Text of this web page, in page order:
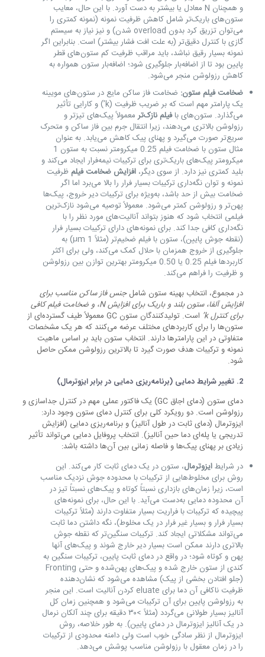
و همچنان N معادل یا بیشتر به دست آورد. با این حال، معایب
ستون‌های باریک‌تر شامل کاهش ظرفیت نمونه (نمونه کمتری را
می‌توان تزریق کرد بدون overload شدن) و نیز نیاز به سیستم
گازی با کنترل دقیق‌تر (به علت افت فشار بیشتر) است. بنابراین اگر
نمونه بسیار رقیق نباشد، باید مراقب ظرفیت کم ستون‌های قطر
پایین بود تا از اضافه‌بار جلوگیری شود؛ اضافه‌بار ستون همواره به
کاهش رزولوشن منجر می‌شود.
ضخامت فیلم ستون: ضخامت فاز ساکن مایع در ستون‌های مویینه
یک پارامتر مهم است که بر ضریب ظرفیت (k’) و کارایی تأثیر
می‌گذارد. ستون‌های بافیلم نازک‌ترمعمولاً پیک‌های تیزتر و
رزولوشن بالاتری می‌دهند، زیرا انتقال جرم بین فاز ساکن و متحرک
سریع‌تر صورت می‌گیرد و پهنای پیک کاهش می‌یابد. به عنوان
مثال ستون با ضخامت فیلم 0.25 میکرومتر نسبت به ستون 1
میکرومتر پیک‌های باریک‌تری برای ترکیبات نیمه‌فرار ایجاد می‌کند و
بلید کمتری نیز دارد. از سوی دیگر، افزایش ضخامت فیلم ظرفیت
نمونه و توان نگه‌داری ترکیبات بسیار فرار را بالا می‌برد اما اگر
ضخامت بیش از حد باشد، به‌ویژه برای ترکیبات دیر خروج، پیک‌ها
پهن‌تر و رزولوشن کمتر می‌شود. معمولاً توصیه می‌شود نازک‌ترین
فیلمی انتخاب شود که هنوز بتواند آنالیت‌های مورد نظر را با
نگه‌داری کافی جدا کند. برای نمونه‌های دارای ترکیبات بسیار فرار
(نقطه جوش پایین)، ستون با فیلم ضخیم‌تر (مثلاً 1 µm) به
جلوگیری از خروج همزمان با حلال کمک می‌کند، ولی برای اکثر
کاربردها فیلم 0.25 یا 0.50 میکرومتر بهترین توازن بین رزولوشن
و ظرفیت را فراهم می‌کند.
در مجموع، انتخاب بهینه ستون شاملجنس فاز ساکن مناسب برای
افزایشآلفا، ستون بلند و باریک برای افزایشN ، و ضخامت فیلم کافی
برای کنترلk’
است. تولیدکنندگان ستون GC معمولاً طیف گسترده‌ای از
ستون‌ها را برای کاربردهای مختلف عرضه می‌کنند که هر یک مشخصات
متفاوتی در این پارامترها دارند. انتخاب ستون باید بر اساس ماهیت
نمونه و ترکیبات هدف صورت گیرد تا بالاترین رزولوشن ممکن حاصل
شود.
2. تغییر شرایط دمایی (برنامه‌ریزی دمایی در برابر ایزوترمال)
دمای ستون (دمای اجاق GC) یک فاکتور عملی مهم در کنترل جداسازی و
رزولوشن است. دو رویکرد کلی برای کنترل دمای ستون وجود دارد:
ایزوترمال (دمای ثابت در طول آنالیز) و برنامه‌ریزی دمایی (افزایش
تدریجی یا پله‌ای دما حین آنالیز). انتخاب پروفایل دمایی می‌تواند تأثیر
زیادی بر پهنای پیک‌ها و فاصله زمانی بین آن‌ها داشته باشد:
در شرایطایزوترمال، ستون در یک دمای ثابت کار می‌کند. این
روش برای مخلوط‌هایی از ترکیبات با محدوده جوش نزدیک مناسب
است، زیرا زمان‌های بازداری نسبتاً کوتاه و پیک‌های نسبتاً تیز در
آن محدوده دمایی به‌دست می‌آید. با این حال، برای نمونه‌های
پیچیده که ترکیبات با فراریت بسیار متفاوت دارند (مثلاً ترکیبات
بسیار فرار و بسیار غیر فرار در یک مخلوط)، نگه داشتن دما ثابت
می‌تواند مشکلاتی ایجاد کند. ترکیبات سنگین‌تر که نقطه جوش
بالاتری دارند ممکن است بسیار دیر خارج شوند و پیک‌های آنها
پهن و کوتاه شود؛ در واقع در دمای ثابت پایین، ترکیبات سنگین به
کندی از ستون خارج شده و پیک‌های پهن‌شده و حتی Fronting
(جلو افتادن بخشی از پیک) مشاهده می‌شود که نشان‌دهنده
ظرفیت ناکافی آن دما برای eluate کردن آنالیت است. این منجر
به رزولوشن پایین برای آن ترکیبات می‌شود و همچنین زمان کل
آنالیز بسیار طولانی می‌گردد (مثلاً >۳۰ دقیقه برای چند آلکان نرمال
در یک آنالیز ایزوترمال در دمای پایین). به طور خلاصه، روش
ایزوترمال از نظر سادگی خوب است ولی دامنه محدودی از ترکیبات
را در زمان معقول با رزولوشن مناسب پوشش می‌دهد.